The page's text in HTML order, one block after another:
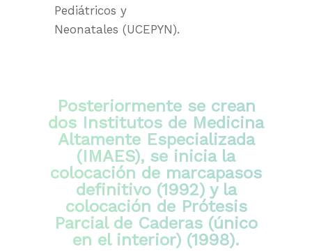
Pediátricos y
Neonatales (UCEPYN).
Posteriormente se crean
dos Institutos de Medicina
Altamente Especializada
(IMAES), se inicia la
colocación de marcapasos
definitivo (1992) y la
colocación de Prótesis
Parcial de Caderas (único
en el interior) (1998).